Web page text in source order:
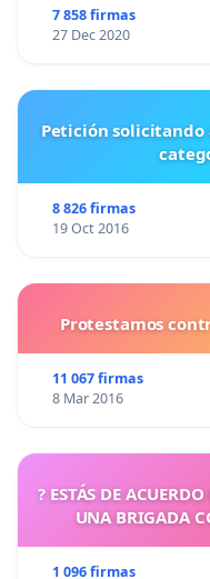
reunión con los
cabecera del PAMI
7 858 firmas
27 Dec 2020
Petición solicitando a FISA mantener el remo de la
8 826 firmas
19 Oct 2016
Protestamos
11 067 firmas
8 Mar 2016
? ESTÁS DE
UNA BRIGADA
1 096 firmas